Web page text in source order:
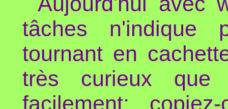
tâches n'indique
tournant en
très curieux que
facilement: